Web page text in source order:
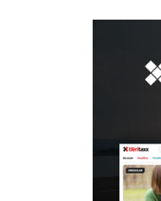
3 jam lalu
Pemilik
Royal
Phone